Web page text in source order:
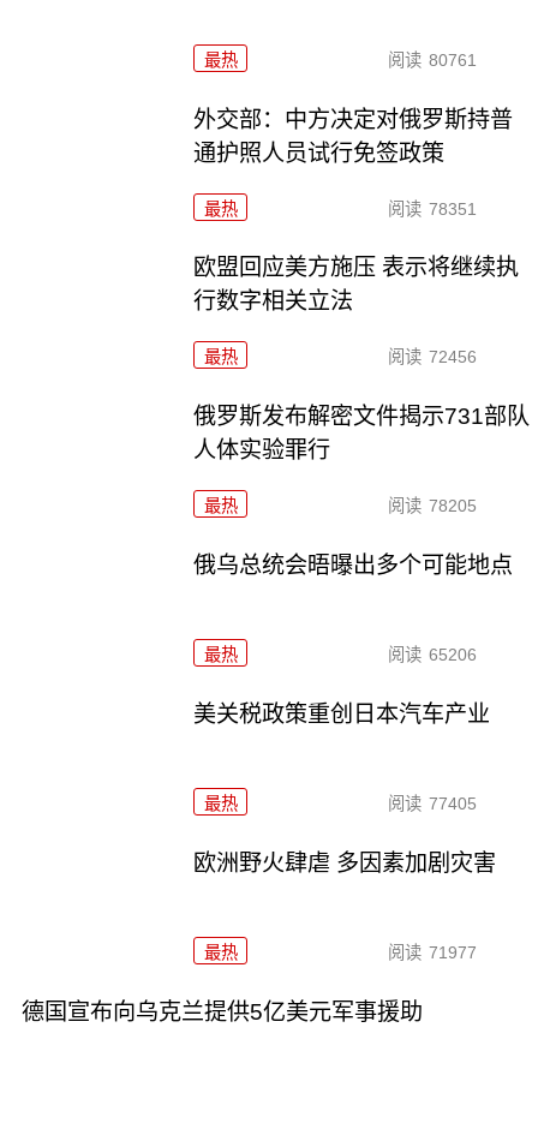
最热 阅读 80761
外交部：中方决定对俄罗斯持普
通护照人员试行免签政策
最热 阅读 78351
欧盟回应美方施压 表示将继续执
行数字相关立法
最热 阅读 72456
俄罗斯发布解密文件揭示731部队
人体实验罪行
最热 阅读 78205
俄乌总统会晤曝出多个可能地点
最热 阅读 65206
美关税政策重创日本汽车产业
最热 阅读 77405
欧洲野火肆虐 多因素加剧灾害
最热 阅读 71977
德国宣布向乌克兰提供5亿美元军事援助